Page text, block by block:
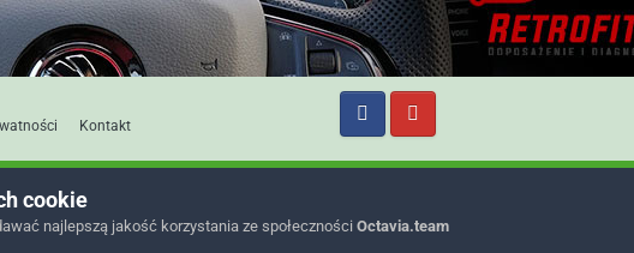
Kontakt
cookie
najlepszą jakość korzystania ze społeczności Octavia.team